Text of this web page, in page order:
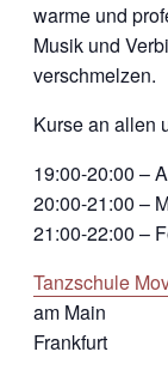
warme und
Musik und
verschmelzen.
Kurse an allen
19:00-20:00 –
20:00-21:00 –
21:00-22:00 –
Tanzschule
am Main
Frankfurt